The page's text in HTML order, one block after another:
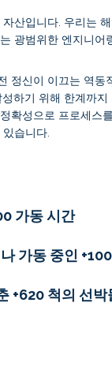
산입니다. 우리는
광범위한 엔지니어
정신이 이끄는 역동
하기 위해 한계까
확성으로 프로세스
습니다.
가동 시간
가동 중인
+620 척의 선박